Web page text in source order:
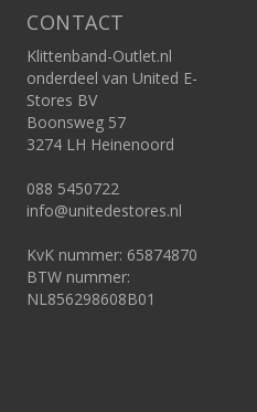
CONTACT
Klittenband-Outlet.nl
onderdeel van United E-
Stores BV
Boonsweg 57
3274 LH Heinenoord
088 5450722
info@unitedestores.nl
KvK nummer: 65874870
BTW nummer:
NL856298608B01